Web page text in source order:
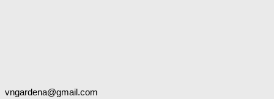
vngardena@gmail.com